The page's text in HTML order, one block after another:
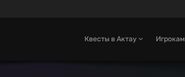
Квесты в Актау Игрокам